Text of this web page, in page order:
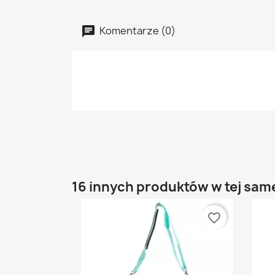
Komentarze (0)
16 innych produktów w tej
favorite_border